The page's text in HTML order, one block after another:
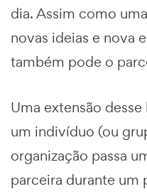
dia. Assim como
novas ideias e nova
também pode o
Uma extensão
um indivíduo (ou
organização passa
parceira durante um